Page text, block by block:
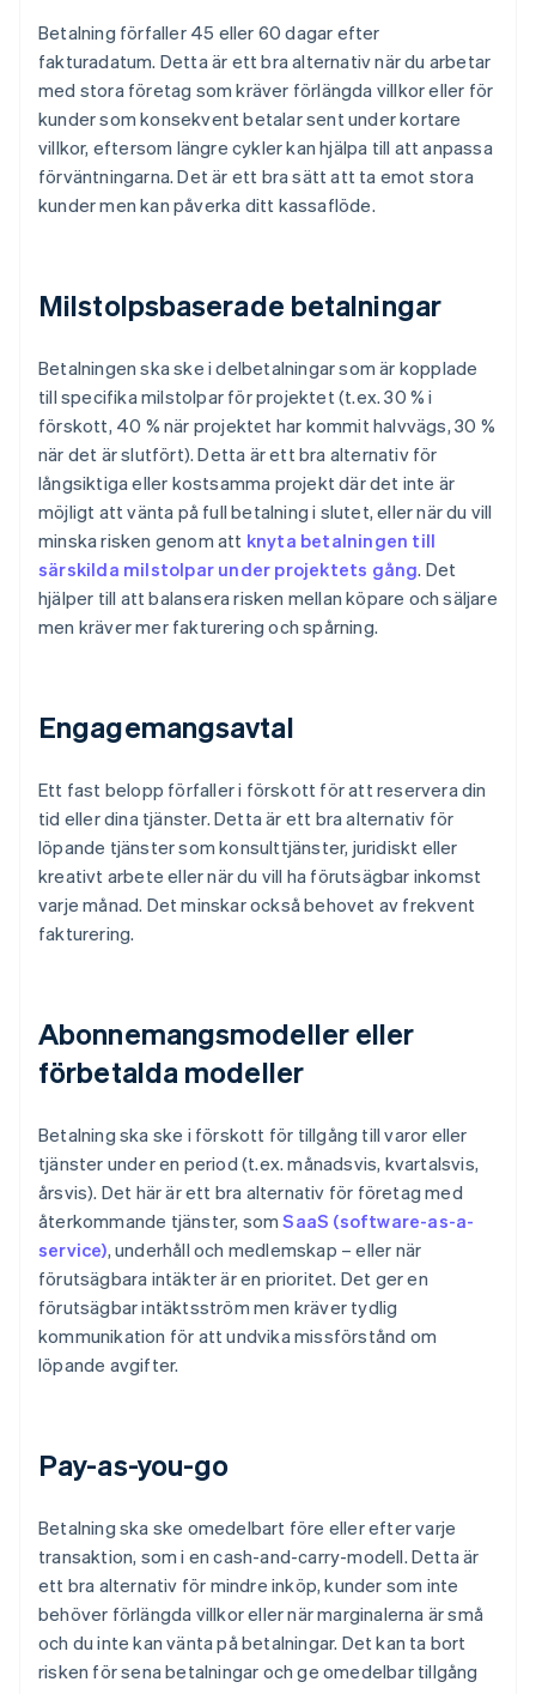
Betalning förfaller 45 eller 60 dagar efter
fakturadatum. Detta är ett bra alternativ när du arbetar
med stora företag som kräver förlängda villkor eller för
kunder som konsekvent betalar sent under kortare
villkor, eftersom längre cykler kan hjälpa till att anpassa
förväntningarna. Det är ett bra sätt att ta emot stora
kunder men kan påverka ditt kassaflöde.
Milstolpsbaserade betalningar
Betalningen ska ske i delbetalningar som är kopplade
till specifika milstolpar för projektet (t.ex. 30 % i
förskott, 40 % när projektet har kommit halvvägs, 30 %
när det är slutfört). Detta är ett bra alternativ för
långsiktiga eller kostsamma projekt där det inte är
möjligt att vänta på full betalning i slutet, eller när du vill
minska risken genom att knyta betalningen till
särskilda milstolpar under projektets gång. Det
hjälper till att balansera risken mellan köpare och säljare
men kräver mer fakturering och spårning.
Engagemangsavtal
Ett fast belopp förfaller i förskott för att reservera din
tid eller dina tjänster. Detta är ett bra alternativ för
löpande tjänster som konsulttjänster, juridiskt eller
kreativt arbete eller när du vill ha förutsägbar inkomst
varje månad. Det minskar också behovet av frekvent
fakturering.
Abonnemangsmodeller eller
förbetalda modeller
Betalning ska ske i förskott för tillgång till varor eller
tjänster under en period (t.ex. månadsvis, kvartalsvis,
årsvis). Det här är ett bra alternativ för företag med
återkommande tjänster, somSaaS (software-as-a-
service), underhåll och medlemskap – eller när
förutsägbara intäkter är en prioritet. Det ger en
förutsägbar intäktsström men kräver tydlig
kommunikation för att undvika missförstånd om
löpande avgifter.
Pay-as-you-go
Betalning ska ske omedelbart före eller efter varje
transaktion, som i en cash-and-carry-modell. Detta är
ett bra alternativ för mindre inköp, kunder som inte
behöver förlängda villkor eller när marginalerna är små
och du inte kan vänta på betalningar. Det kan ta bort
risken för sena betalningar och ge omedelbar tillgång